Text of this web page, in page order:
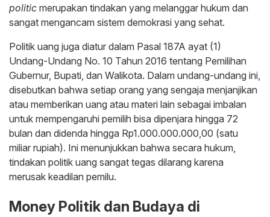
politic merupakan tindakan yang melanggar hukum dan
sangat mengancam sistem demokrasi yang sehat.
Politik uang juga diatur dalam Pasal 187A ayat (1)
Undang-Undang No. 10 Tahun 2016 tentang Pemilihan
Gubernur, Bupati, dan Walikota. Dalam undang-undang ini,
disebutkan bahwa setiap orang yang sengaja menjanjikan
atau memberikan uang atau materi lain sebagai imbalan
untuk mempengaruhi pemilih bisa dipenjara hingga 72
bulan dan didenda hingga Rp1.000.000.000,00 (satu
miliar rupiah). Ini menunjukkan bahwa secara hukum,
tindakan politik uang sangat tegas dilarang karena
merusak keadilan pemilu.
Money Politik dan Budaya di